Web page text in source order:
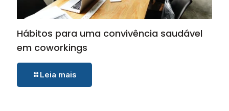
Hábitos para uma convivência saudável
em coworkings
Leia mais